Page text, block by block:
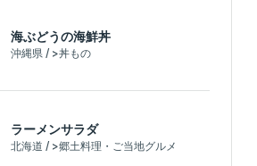
海ぶどうの海鮮丼
沖縄県 / >丼もの
ラーメンサラダ
北海道 / >郷土料理・ご当地グルメ